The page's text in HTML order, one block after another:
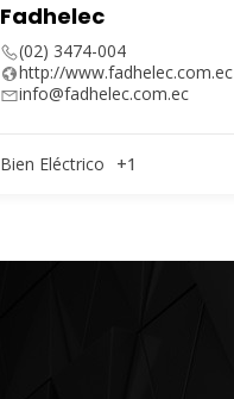
Fadhelec
(02) 3474-004
http://www.fadhelec.com.ec
info@fadhelec.com.ec
Bien Eléctrico +1